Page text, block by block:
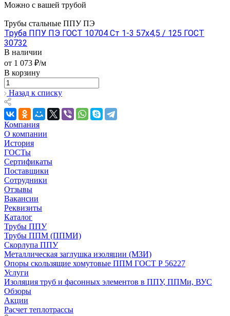
Можно с вашей трубой
Трубы стальные ППУ ПЭ
Труба ППУ ПЭ ГОСТ 10704 Ст 1-3 57x4,5 / 125 ГОСТ
30732
В наличии
от 1 073 ₽/м
В корзину
Назад к списку
Компания
О компании
История
ГОСТы
Сертификаты
Поставщики
Сотрудники
Отзывы
Вакансии
Реквизиты
Каталог
Трубы ППУ
Трубы ППМ (ППМИ)
Скорлупа ППУ
Металлическая заглушка изоляции (МЗИ)
Опоры скользящие хомутовые ППМ ГОСТ Р 56227
Услуги
Изоляция труб и фасонных элементов в ППУ, ППМи, ВУС
Обзоры
Акции
Расчет теплотрассы